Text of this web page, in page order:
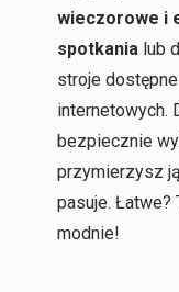
wieczorowe i
spotkanialub
stroje
internetowych.
bezpiecznie
przymierzysz
pasuje. Łatwe?
modnie!